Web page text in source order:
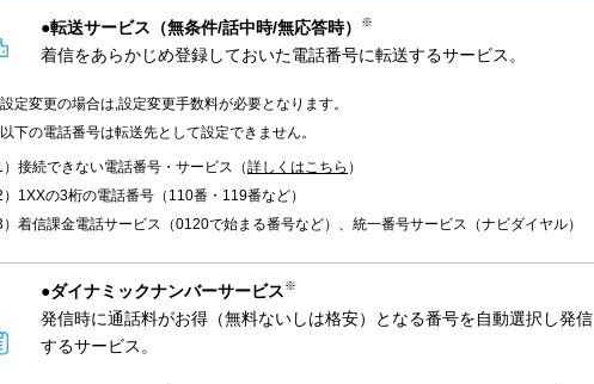
●転送サービス（無条件/話中時/無応答時） ※
着信をあらかじめ登録しておいた電話番号に転送するサービス。
定変更の場合は,設定変更手数料が必要となります。
以下の電話番号は転送先として設定できません。
1）接続できない電話番号・サービス（詳しくはこちら ）
2）1XXの3桁の電話番号（110番・119番など）
3）着信課金電話サービス（0120で始まる番号など）、統一番号サービス（ナビダイヤル）
●ダイナミックナンバーサービス※
発信時に通話料がお得（無料ないしは格安）となる番号を自動選択し発信
するサービス。